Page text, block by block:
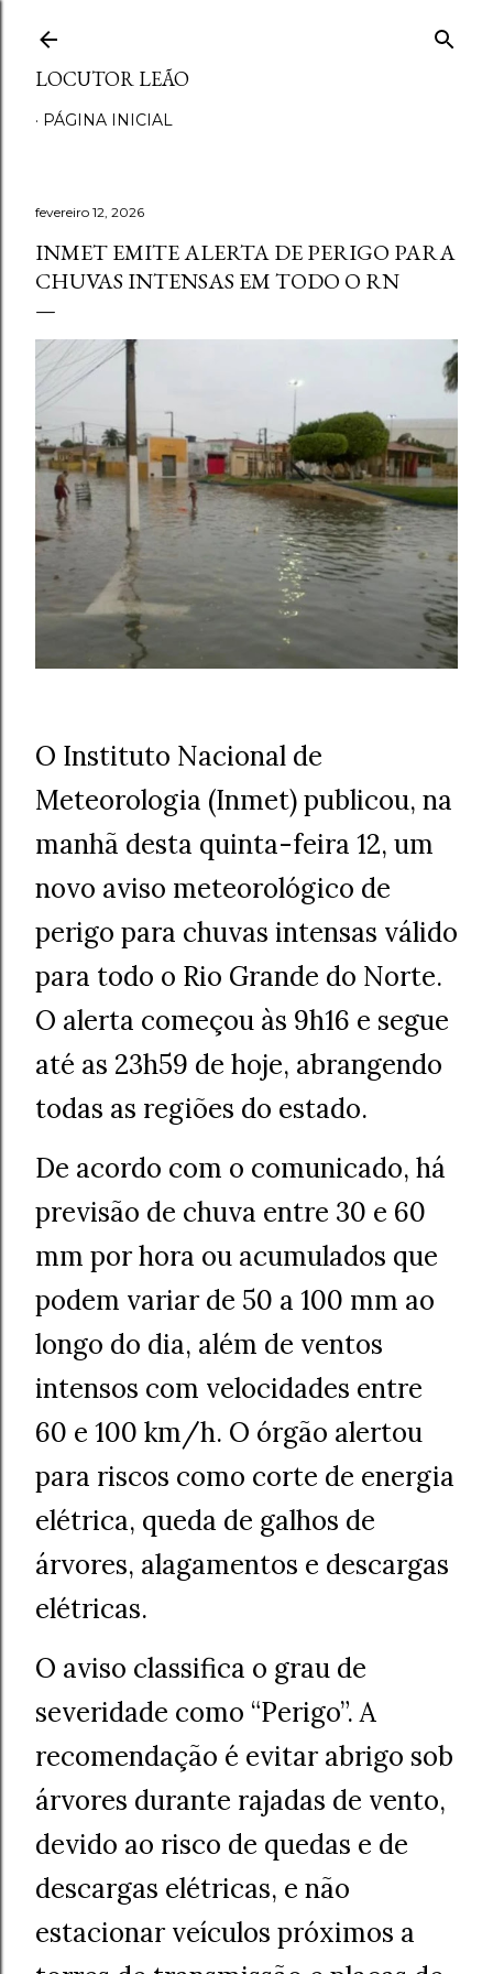
LOCUTOR LEÃO
PÁGINA INICIAL
fevereiro 12, 2026
INMET EMITE ALERTA DE PERIGO PARA
CHUVAS INTENSAS EM TODO O RN
O Instituto Nacional de
Meteorologia (Inmet) publicou, na
manhã desta quinta-feira 12, um
novo aviso meteorológico de
perigo para chuvas intensas válido
para todo o Rio Grande do Norte.
O alerta começou às 9h16 e segue
até as 23h59 de hoje, abrangendo
todas as regiões do estado.
De acordo com o comunicado, há
previsão de chuva entre 30 e 60
mm por hora ou acumulados que
podem variar de 50 a 100 mm ao
longo do dia, além de ventos
intensos com velocidades entre
60 e 100 km/h. O órgão alertou
para riscos como corte de energia
elétrica, queda de galhos de
árvores, alagamentos e descargas
elétricas.
O aviso classifica o grau de
severidade como “Perigo”. A
recomendação é evitar abrigo sob
árvores durante rajadas de vento,
devido ao risco de quedas e de
descargas elétricas, e não
estacionar veículos próximos a